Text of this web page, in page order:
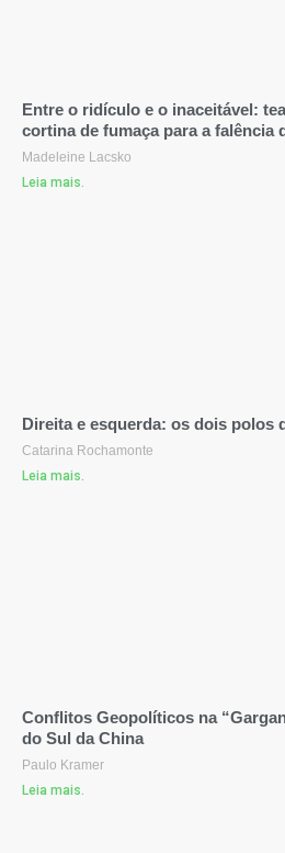
Entre o ridículo e o inaceitável:
cortina de fumaça para a falência
Madeleine Lacsko
Leia mais.
Direita e esquerda: os dois polos
Catarina Rochamonte
Leia mais.
Conflitos Geopolíticos na
do Sul da China
Paulo Kramer
Leia mais.